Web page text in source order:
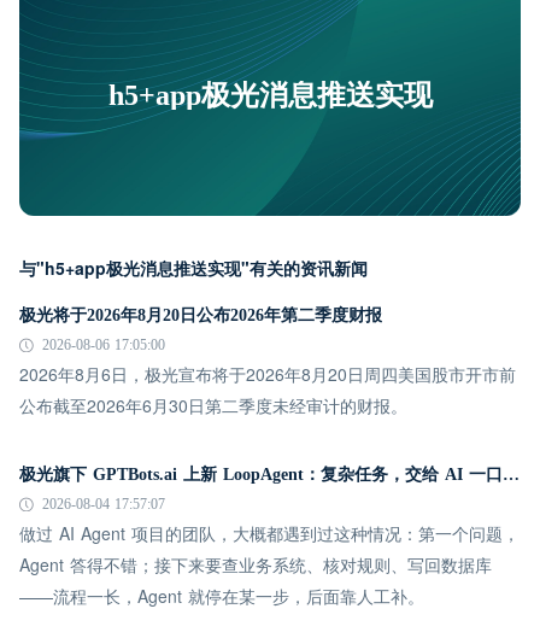
h5+app极光消息推送实现
与"h5+app极光消息推送实现"有关的资讯新闻
极光将于2026年8月20日公布2026年第二季度财报
2026-08-06 17:05:00
2026年8月6日，极光宣布将于2026年8月20日周四美国股市开市前
公布截至2026年6月30日第二季度未经审计的财报。
极光旗下 GPTBots.ai 上新 LoopAgent：复杂任务，交给 AI 一口气跑完
2026-08-04 17:57:07
做过 AI Agent 项目的团队，大概都遇到过这种情况：第一个问题，
Agent 答得不错；接下来要查业务系统、核对规则、写回数据库
——流程一长，Agent 就停在某一步，后面靠人工补。